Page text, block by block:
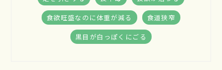
食欲旺盛なのに体重が減る 食道狭窄
黒目が白っぽくにごる